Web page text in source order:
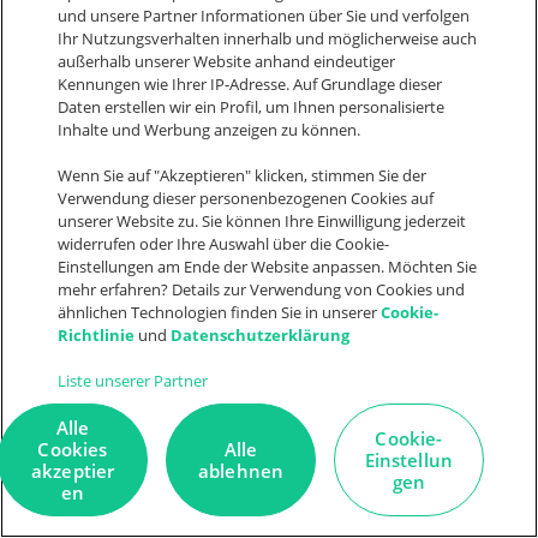
Community
Roadmap & Ideen
Partner werden
Presse
API
Wissenswertes
und unsere Partner Informationen über Sie und verfolgen
Ihr Nutzungsverhalten innerhalb und möglicherweise auch
außerhalb unserer Website anhand eindeutiger
Kennungen wie Ihrer IP-Adresse. Auf Grundlage dieser
Daten erstellen wir ein Profil, um Ihnen personalisierte
Inhalte und Werbung anzeigen zu können.
Wenn Sie auf "Akzeptieren" klicken, stimmen Sie der
Verwendung dieser personenbezogenen Cookies auf
unserer Website zu. Sie können Ihre Einwilligung jederzeit
widerrufen oder Ihre Auswahl über die Cookie-
Einstellungen am Ende der Website anpassen. Möchten Sie
mehr erfahren? Details zur Verwendung von Cookies und
ähnlichen Technologien finden Sie in unsererCookie-
Richtlinie und Datenschutzerklärung
Liste unserer Partner
Cookie-
Einstellun
gen
Alle
ablehnen
Alle
Cookies
akzeptier
en